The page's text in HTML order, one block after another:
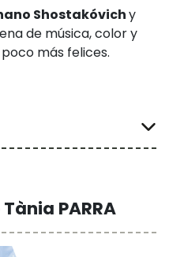
Shostakóvichy
de música, color y
más felices.
PARRA